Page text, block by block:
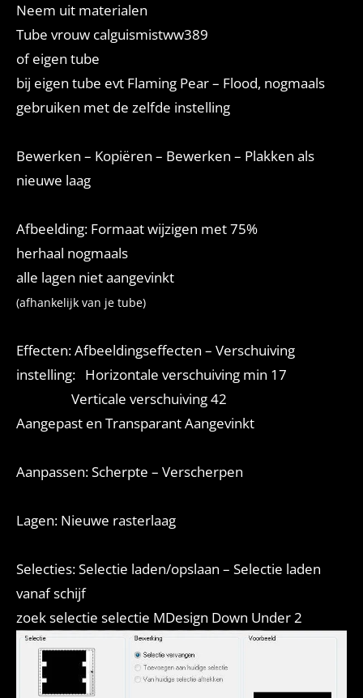
Neem uit materialen
Tube vrouw calguismistww389
of eigen tube
bij eigen tube evt Flaming Pear – Flood, nogmaals
gebruiken met de zelfde instelling
Bewerken – Kopiëren – Bewerken – Plakken als
nieuwe laag
Afbeelding: Formaat wijzigen met 75%
herhaal nogmaals
alle lagen niet aangevinkt
(afhankelijk van je tube)
Effecten: Afbeeldingseffecten – Verschuiving
instelling: Horizontale verschuiving min 17
Verticale verschuiving 42
Aangepast en Transparant Aangevinkt
Aanpassen: Scherpte – Verscherpen
Lagen: Nieuwe rasterlaag
Selecties: Selectie laden/opslaan – Selectie laden
vanaf schijf
zoek selectie selectie MDesign Down Under 2